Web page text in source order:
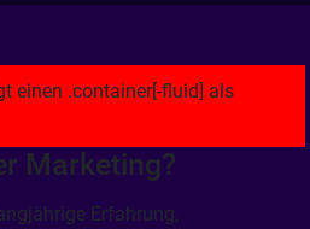
Marketing?
Erfahrung,